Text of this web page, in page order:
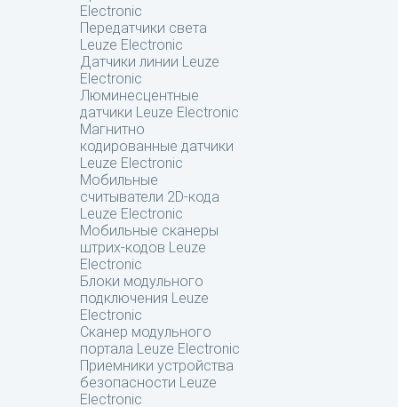
Electronic
Передатчики света
Leuze Electronic
Датчики линии Leuze
Electronic
Люминесцентные
датчики Leuze Electronic
Магнитно
кодированные датчики
Leuze Electronic
Мобильные
считыватели 2D-кода
Leuze Electronic
Мобильные сканеры
штрих-кодов Leuze
Electronic
Блоки модульного
подключения Leuze
Electronic
Сканер модульного
портала Leuze Electronic
Приемники устройства
безопасности Leuze
Electronic